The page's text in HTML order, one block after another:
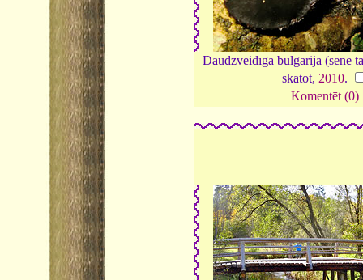
Daudzveidīgā bulgārija (sēne
skatot, 2010.
Komentēt (0)